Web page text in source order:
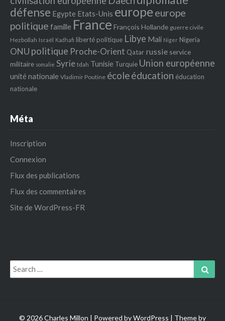
défense Egypte Etats‐Unis europeeurope
politique famille France François Hollande guerre civile
Hezbollah Israël Kadhafi liberté politique Libye Mali Niger Nigeria
ONU politique Proche-Orient Qatar russie service
militaire somalie Syrie tdah Tunisie Turquie Union européenne
unité nationale Vladimir Poutine écoleéducation éducation
nationale
Méta
Inscription
Connexion
Flux des publications
Flux des commentaires
Site de WordPress-FR
Search
for:
© 2026 Charles Millon | Powered byWordPress | Theme by